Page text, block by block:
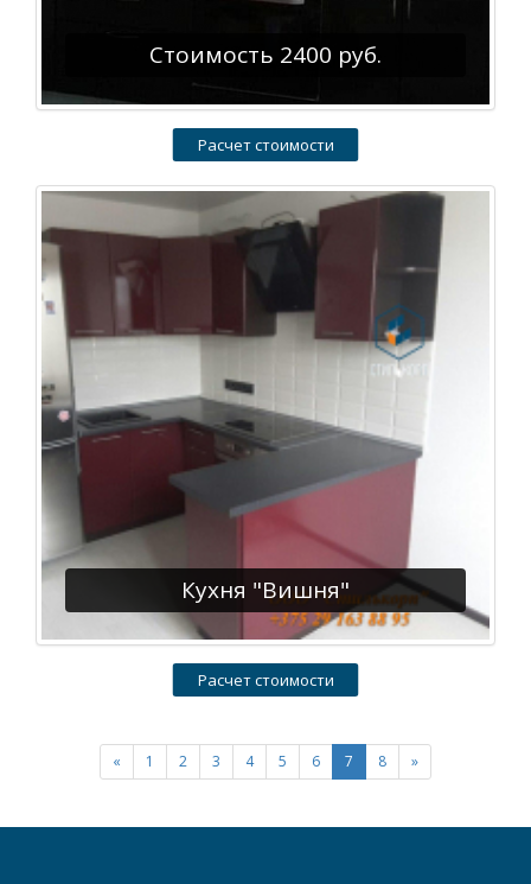
Стоимость 2400 руб.
Расчет стоимости
Кухня "Вишня"
Расчет стоимости
« 1 2 3 4 5 6 7 8 »